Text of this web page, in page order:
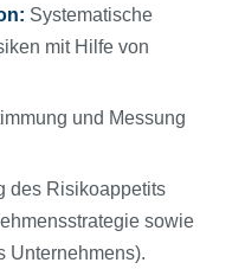
Systematische
mit Hilfe von
und Messung
des Risikoappetits
sowie
Unternehmens).